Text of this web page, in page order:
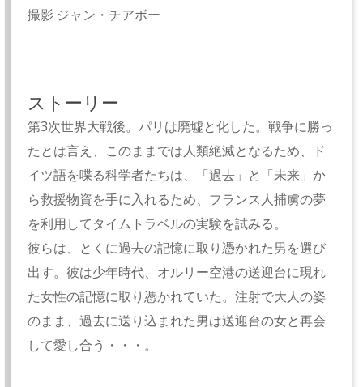
撮影 ジャン・チアボー
ストーリー
第3次世界大戦後。パリは廃墟と化した。戦争に勝っ
たとは言え、このままでは人類絶滅となるため、ド
イツ語を喋る科学者たちは、「過去」と「未来」か
ら救援物資を手に入れるため、フランス人捕虜の夢
を利用してタイムトラベルの実験を試みる。
彼らは、とくに過去の記憶に取り憑かれた男を選び
出す。彼は少年時代、オルリー空港の送迎台に現れ
た女性の記憶に取り憑かれていた。注射で大人の姿
のまま、過去に送り込まれた男は送迎台の女と再会
して愛し合う・・・。